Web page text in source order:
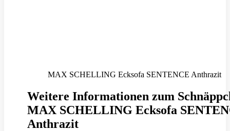
MAX SCHELLING Ecksofa SENTENCE Anthrazit
Weitere Informationen zum
MAX SCHELLING Ecksofa
Anthrazit